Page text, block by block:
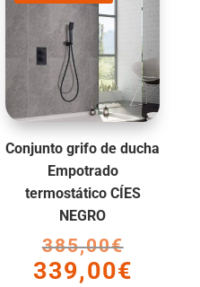
Conjunto grifo de ducha
Empotrado
termostático CÍES
NEGRO
385,00€El
precio
339,00€